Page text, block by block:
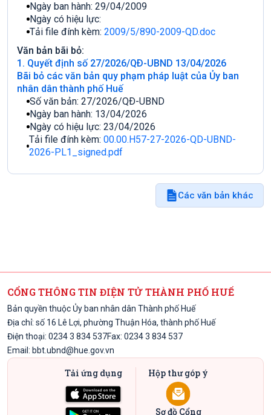
Ngày ban hành: 29/04/2009
Ngày có hiệu lực:
Tải file đính kèm: 2009/5/890-2009-QD.doc
Văn bản bãi bỏ:
1. Quyết định số 27/2026/QÐ-UBND 13/04/2026
Bãi bỏ các văn bản quy phạm pháp luật của Ủy ban
nhân dân thành phố Huế
Số văn bản: 27/2026/QÐ-UBND
Ngày ban hành: 13/04/2026
Ngày có hiệu lực: 23/04/2026
Tải file đính kèm: 00.00.H57-27-2026-QD-UBND-
2026-PL1_signed.pdf
Các văn bản khác
CỔNG THÔNG TIN ĐIỆN TỬ THÀNH PHỐ HUẾ
Bản quyền thuộc Ủy ban nhân dân Thành phố Huế
Địa chỉ: số 16 Lê Lợi, phường Thuận Hóa, thành phố Huế
Điện thoại: 0234 3 834 537Fax: 0234 3 834 537
Email: bbt.ubnd@hue.gov.vn
Tải ứng dụng Hộp thư góp ý
Sơ đồ Cổng